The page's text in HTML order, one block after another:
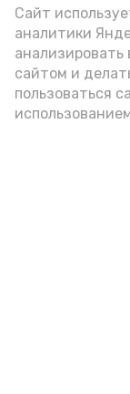
Сайт
аналитики
сайтом и
пользоваться
(2-3 ложки).
внимание
подаётся:
помола.